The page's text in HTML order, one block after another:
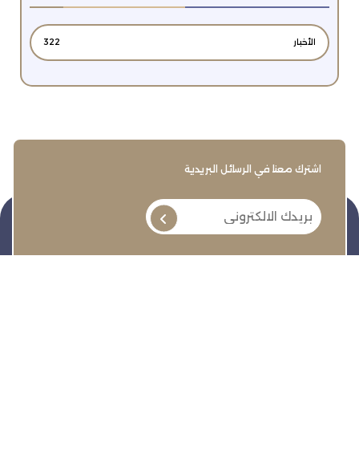
الأخبار 322
اشترك معنا في الرسائل البريدية